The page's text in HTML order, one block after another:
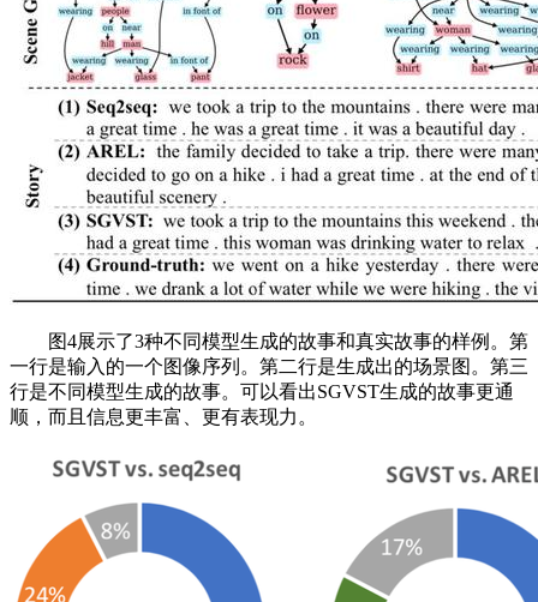
图4展示了3种不同模型生成的故事和真实故事的样例。第
一行是输入的一个图像序列。第二行是生成出的场景图。第三
行是不同模型生成的故事。可以看出SGVST生成的故事更通
顺，而且信息更丰富、更有表现力。